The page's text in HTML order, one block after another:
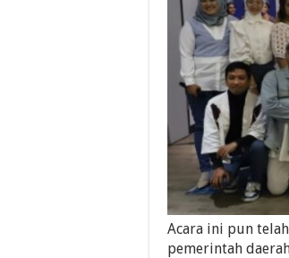
Acara ini pun
pemerintah